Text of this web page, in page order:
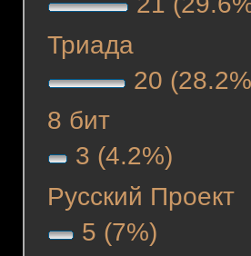
Триада
20
8 бит
3 (4.2%)
Русский Проект
5 (7%)